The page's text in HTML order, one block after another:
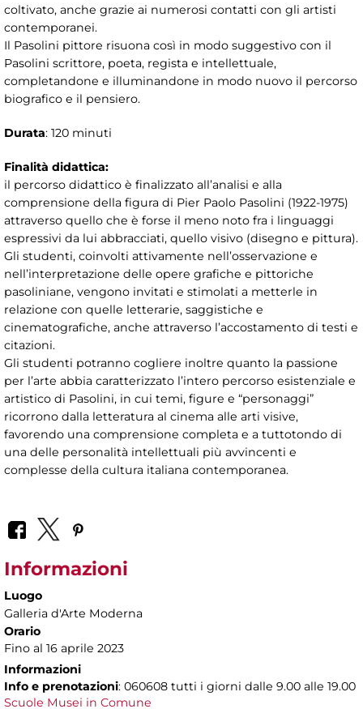
coltivato, anche grazie ai numerosi contatti con gli artisti
contemporanei.
Il Pasolini pittore risuona così in modo suggestivo con il
Pasolini scrittore, poeta, regista e intellettuale,
completandone e illuminandone in modo nuovo il percorso
biografico e il pensiero.
Durata: 120 minuti
Finalità didattica:
il percorso didattico è finalizzato all’analisi e alla
comprensione della figura di Pier Paolo Pasolini (1922-1975)
attraverso quello che è forse il meno noto fra i linguaggi
espressivi da lui abbracciati, quello visivo (disegno e pittura).
Gli studenti, coinvolti attivamente nell’osservazione e
nell’interpretazione delle opere grafiche e pittoriche
pasoliniane, vengono invitati e stimolati a metterle in
relazione con quelle letterarie, saggistiche e
cinematografiche, anche attraverso l’accostamento di testi e
citazioni.
Gli studenti potranno cogliere inoltre quanto la passione
per l’arte abbia caratterizzato l’intero percorso esistenziale e
artistico di Pasolini, in cui temi, figure e “personaggi”
ricorrono dalla letteratura al cinema alle arti visive,
favorendo una comprensione completa e a tuttotondo di
una delle personalità intellettuali più avvincenti e
complesse della cultura italiana contemporanea.
Informazioni
Luogo
Galleria d'Arte Moderna
Orario
Fino al 16 aprile 2023
Informazioni
Info e prenotazioni: 060608 tutti i giorni dalle 9.00 alle 19.00
Scuole Musei in Comune